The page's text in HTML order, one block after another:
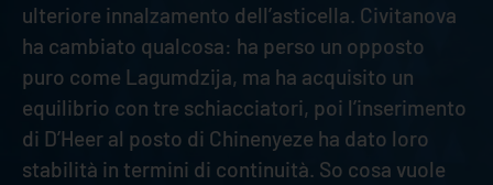
ulteriore innalzamento dell’asticella. Civitanova
ha cambiato qualcosa: ha perso un opposto
puro come Lagumdzija, ma ha acquisito un
equilibrio con tre schiacciatori, poi l’inserimento
di D’Heer al posto di Chinenyeze ha dato loro
stabilità in termini di continuità. So cosa vuole